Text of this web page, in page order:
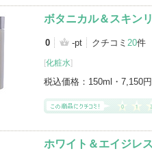
ボタニカル＆スキン
0 -pt クチコミ 20件
[化粧水]
税込価格： 150ml・7,150
ホワイト＆エイジレ